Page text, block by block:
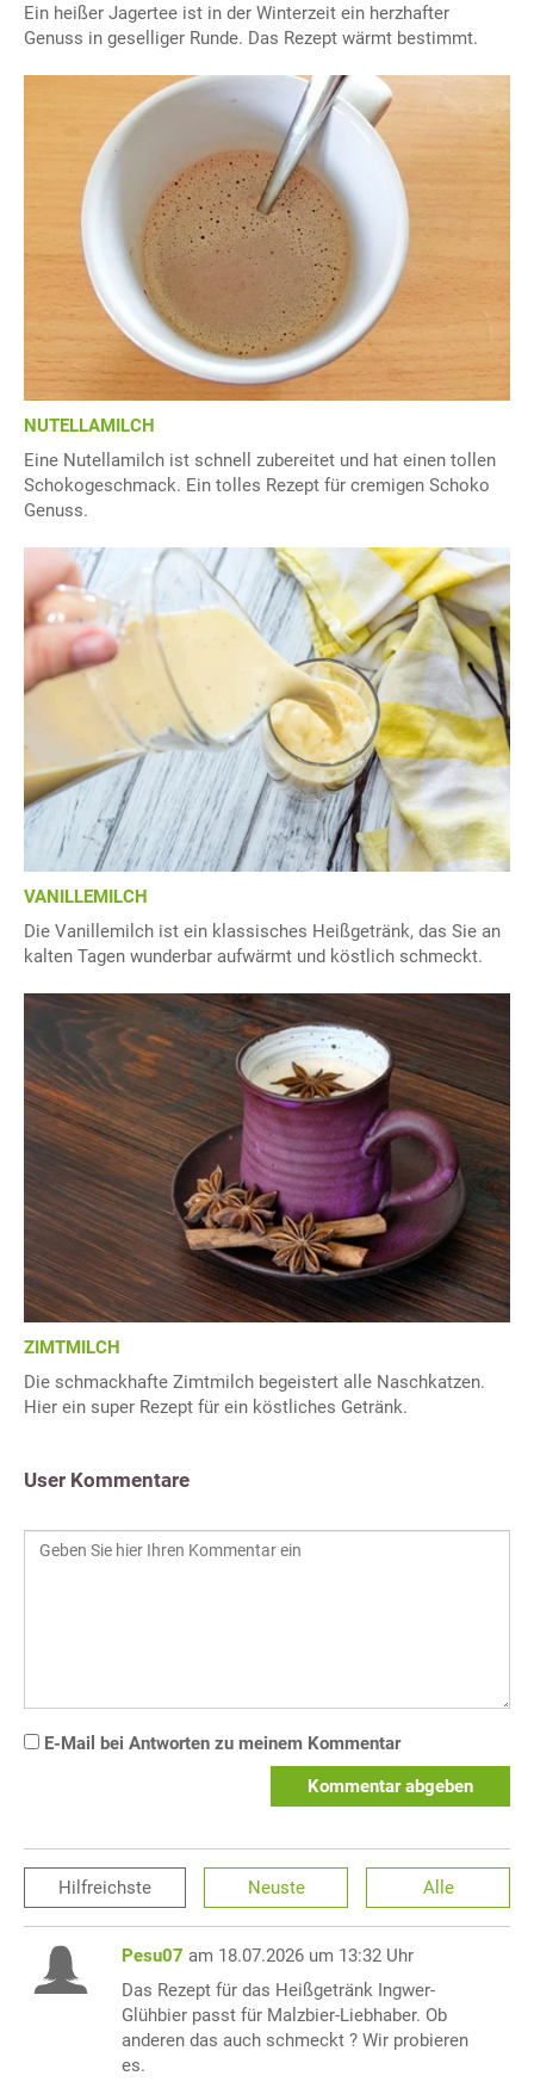
Ein heißer Jagertee ist in der Winterzeit ein herzhafter
Genuss in geselliger Runde. Das Rezept wärmt bestimmt.
NUTELLAMILCH
Eine Nutellamilch ist schnell zubereitet und hat einen tollen
Schokogeschmack. Ein tolles Rezept für cremigen Schoko
Genuss.
VANILLEMILCH
Die Vanillemilch ist ein klassisches Heißgetränk, das Sie an
kalten Tagen wunderbar aufwärmt und köstlich schmeckt.
ZIMTMILCH
Die schmackhafte Zimtmilch begeistert alle Naschkatzen.
Hier ein super Rezept für ein köstliches Getränk.
User Kommentare
E-Mail bei Antworten zu meinem Kommentar
Kommentar abgeben
Hilfreichste Neuste Alle
Pesu07 am 18.07.2026 um 13:32 Uhr
Das Rezept für das Heißgetränk Ingwer-
Glühbier passt für Malzbier-Liebhaber. Ob
anderen das auch schmeckt ? Wir probieren
es.